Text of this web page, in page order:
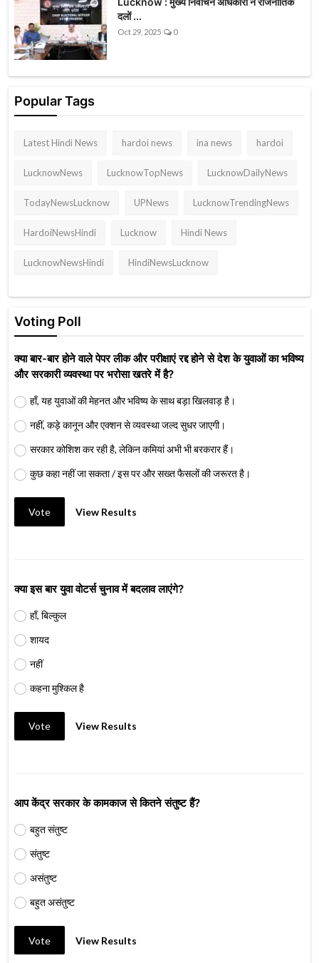
दलों ...
Oct 29, 2025 0
Popular Tags
Latest Hindi News hardoi news ina news hardoi
LucknowNews LucknowTopNews LucknowDailyNews
TodayNewsLucknow UPNews LucknowTrendingNews
HardoiNewsHindi Lucknow Hindi News
LucknowNewsHindi HindiNewsLucknow
Voting Poll
क्या बार-बार होने वाले पेपर लीक और परीक्षाएं रद्द होने से देश के युवाओं का भविष्य
और सरकारी व्यवस्था पर भरोसा खतरे में है?
हाँ, यह युवाओं की मेहनत और भविष्य के साथ बड़ा खिलवाड़ है।
नहीं, कड़े कानून और एक्शन से व्यवस्था जल्द सुधर जाएगी।
सरकार कोशिश कर रही है, लेकिन कमियां अभी भी बरकरार हैं।
कुछ कहा नहीं जा सकता / इस पर और सख्त फैसलों की जरूरत है।
Vote View Results
क्या इस बार युवा वोटर्स चुनाव में बदलाव लाएंगे?
हाँ, बिल्कुल
शायद
नहीं
कहना मुश्किल है
Vote View Results
आप केंद्र सरकार के कामकाज से कितने संतुष्ट हैं?
बहुत संतुष्ट
संतुष्ट
असंतुष्ट
बहुत असंतुष्ट
Vote View Results